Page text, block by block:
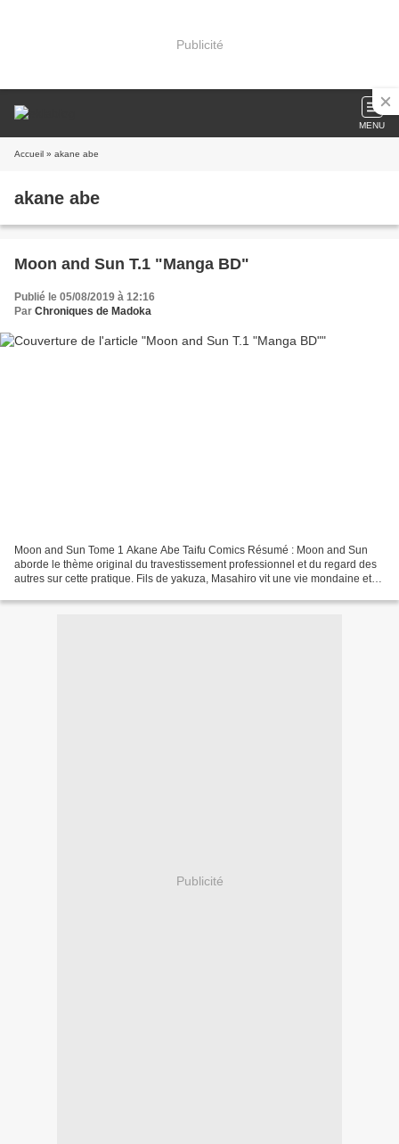
Publicité
MENU
Accueil » akane abe
akane abe
Moon and Sun T.1 "Manga BD"
Publié le 05/08/2019 à 12:16
Par Chroniques de Madoka
Moon and Sun Tome 1 Akane Abe Taifu Comics Résumé : Moon and Sun
aborde le thème original du travestissement professionnel et du regard des
autres sur cette pratique. Fils de yakuza, Masahiro vit une vie mondaine et
Publicité